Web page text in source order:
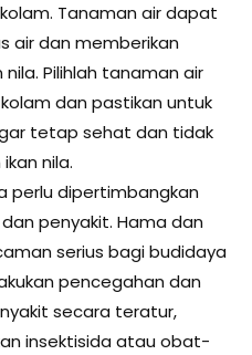
Tanaman air dapat
air dan memberikan
Pilihlah tanaman air
dan pastikan untuk
tetap sehat dan tidak
nila.
perlu dipertimbangkan
penyakit. Hama dan
serius bagi budidaya
pencegahan dan
secara teratur,
insektisida atau obat-